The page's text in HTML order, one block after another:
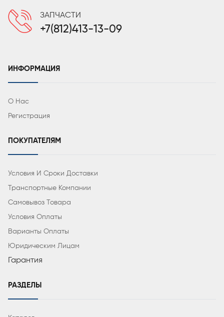
ЗАПЧАСТИ
+7(812)413-13-09
ИНФОРМАЦИЯ
О Нас
Регистрация
ПОКУПАТЕЛЯМ
Условия И Сроки Доставки
Транспортные Компании
Самовывоз Товара
Условия Оплаты
Варианты Оплаты
Юридическим Лицам
Гарантия
РАЗДЕЛЫ